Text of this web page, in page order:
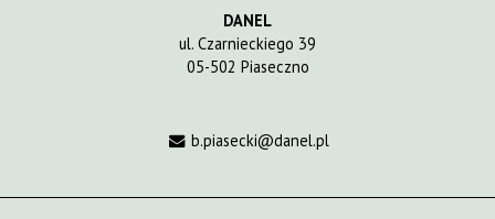
DANEL
ul. Czarnieckiego 39
05-502 Piaseczno
b.piasecki@danel.pl